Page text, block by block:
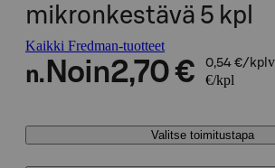
mikronkestävä 5 kpl
Kaikki Fredman-tuotteet
n. Noin2,70 € 0,54 €/kpl
€/kpl
Valitse toimitustapa